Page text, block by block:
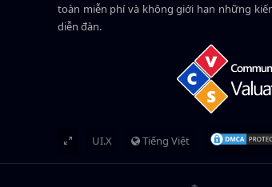
toàn miễn phí và không giới hạn những
diễn đàn.
UI.X Tiếng Việt